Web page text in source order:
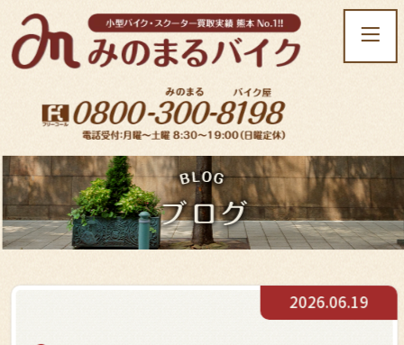
t
o
n
a
v
i
g
t
o
2026.06.19